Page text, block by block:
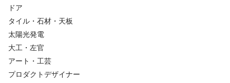
ドア
タイル・石材・天板
太陽光発電
大工・左官
アート・工芸
プロダクトデザイナー